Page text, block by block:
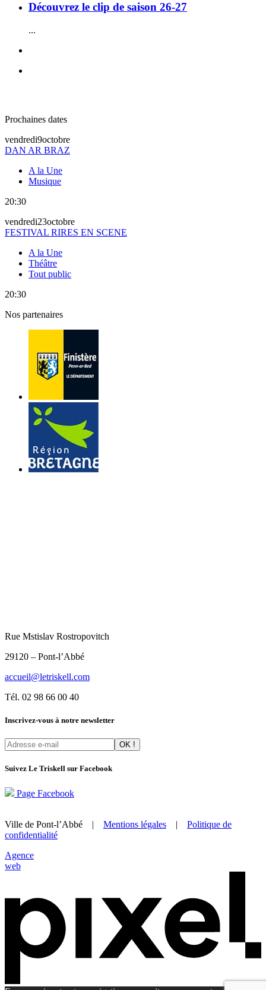
Découvrez le clip de saison 26-27
...
Prochaines dates
vendredi9octobre
DAN AR BRAZ
A la Une
Musique
20:30
vendredi23octobre
FESTIVAL RIRES EN SCENE
A la Une
Théâtre
Tout public
20:30
Nos partenaires
Rue Mstislav Rostropovitch
29120 – Pont-l’Abbé
accueil@letriskell.com
Tél. 02 98 66 00 40
Inscrivez-vous à notre newsletter
Suivez Le Triskell sur Facebook
Page Facebook
Ville de Pont-l’Abbé | Mentions légales | Politique de
confidentialité
Agence
web